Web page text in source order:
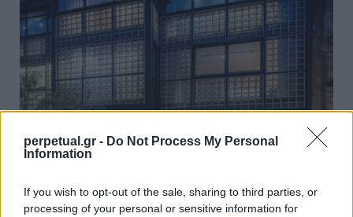
perpetual.gr - Do Not Process My Personal
Information
If you wish to opt-out of the sale, sharing to third parties, or
processing of your personal or sensitive information for
Ο Τιμ Μπάρτον έχει το πιο cool σπίτι στο
Λονδίνο! – Κοστίζει 23 εκατ. ευρώ